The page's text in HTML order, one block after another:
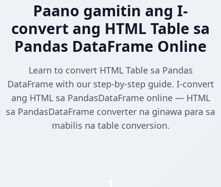
Paano gamitin ang I-
convert ang HTML Table sa
Pandas DataFrame Online
Learn to convert HTML Table sa Pandas
DataFrame with our step-by-step guide. I-convert
ang HTML sa PandasDataFrame online — HTML
sa PandasDataFrame converter na ginawa para sa
mabilis na table conversion.